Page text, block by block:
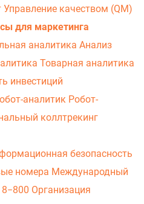
Управление качеством (QM)
для маркетинга
аналитика Анализ
Товарная аналитика
инвестиций
аналитик Робот-
коллтрекинг
безопасность
номера Международный
Организация